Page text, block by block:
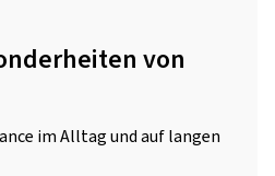
von
im Alltag und auf langen